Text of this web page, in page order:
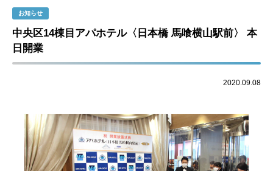
お知らせ
中央区14棟目アパホテル〈日本橋 馬喰横山駅前〉 本
日開業
2020.09.08